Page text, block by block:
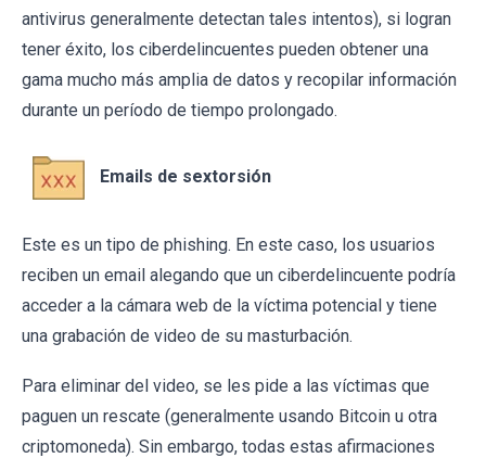
antivirus generalmente detectan tales intentos), si logran
tener éxito, los ciberdelincuentes pueden obtener una
gama mucho más amplia de datos y recopilar información
durante un período de tiempo prolongado.
Emails de sextorsión
Este es un tipo de phishing. En este caso, los usuarios
reciben un email alegando que un ciberdelincuente podría
acceder a la cámara web de la víctima potencial y tiene
una grabación de video de su masturbación.
Para eliminar del video, se les pide a las víctimas que
paguen un rescate (generalmente usando Bitcoin u otra
criptomoneda). Sin embargo, todas estas afirmaciones